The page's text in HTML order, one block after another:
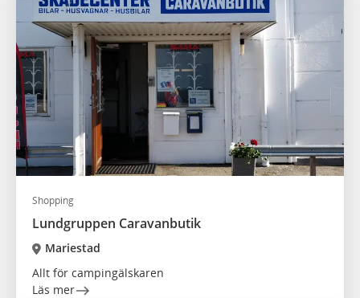
Shopping
Lundgruppen Caravanbutik
Mariestad
Allt för campingälskaren
Läs mer